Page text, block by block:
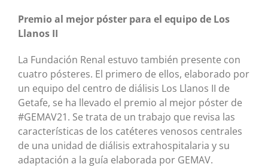
Premio al mejor póster para el equipo de Los
Llanos II
La Fundación Renal estuvo también presente con
cuatro pósteres. El primero de ellos, elaborado por
un equipo del centro de diálisis Los Llanos II de
Getafe, se ha llevado el premio al mejor póster de
#GEMAV21. Se trata de un trabajo que revisa las
características de los catéteres venosos centrales
de una unidad de diálisis extrahospitalaria y su
adaptación a la guía elaborada por GEMAV.